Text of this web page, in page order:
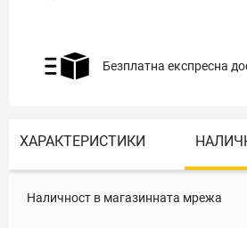
Безплатна експресна
ХАРАКТЕРИСТИКИ
Наличност в магазинната мрежа